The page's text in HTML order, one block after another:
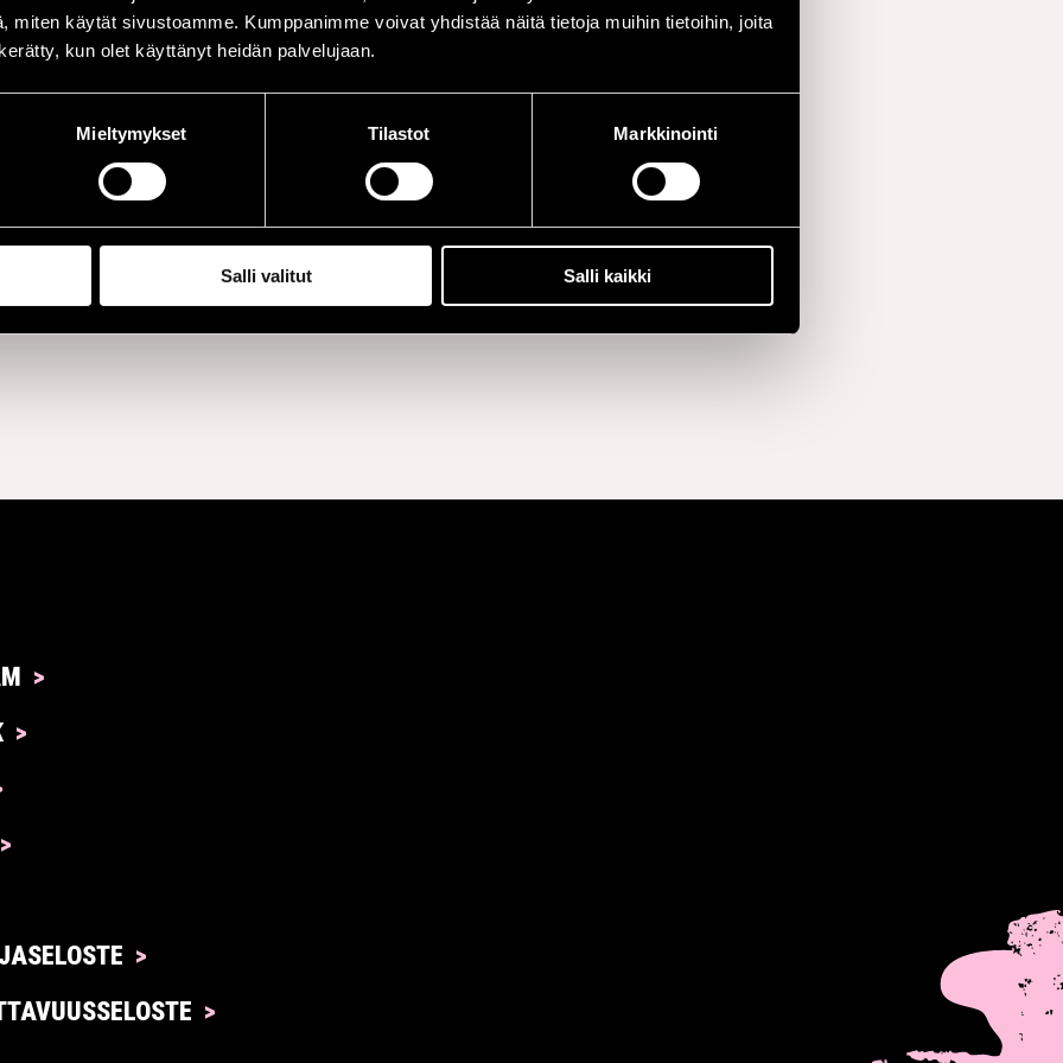
miten käytät sivustoamme. Kumppanimme voivat yhdistää näitä tietoja muihin tietoihin, joita
kun olet käyttänyt heidän palvelujaan.
Mieltymykset Tilastot Markkinointi
Salli valitut Salli kaikki
valittiin
Vuoden
edellinen
valittiin Vuoden
on tunnettu
ja useita eri
Sointi
ja
uuteen
musiikkiin.